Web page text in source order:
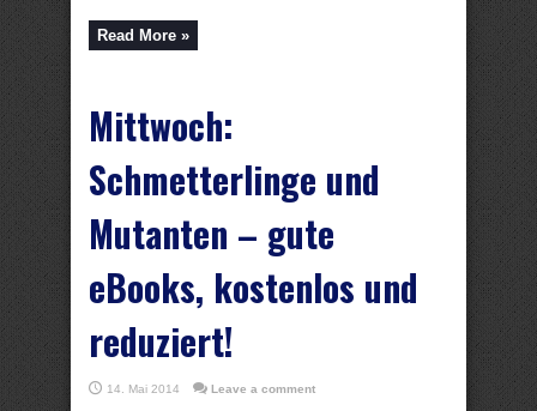
Read More »
Mittwoch:
Schmetterlinge und
Mutanten – gute
eBooks, kostenlos und
reduziert!
14. Mai 2014 Leave a comment